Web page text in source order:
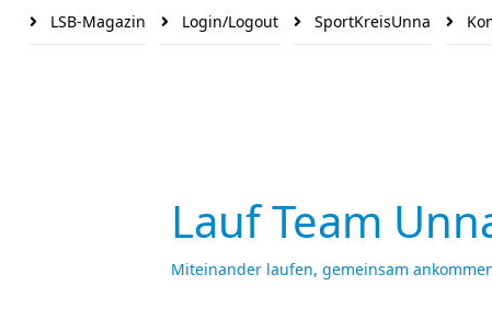
LSB-Magazin Login/Logout SportKreisUnna
Lauf Team
Miteinander laufen, gemeinsam